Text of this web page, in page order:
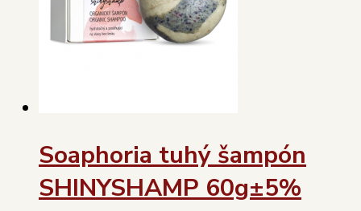
Soaphoria tuhý šampón
SHINYSHAMP 60g±5%